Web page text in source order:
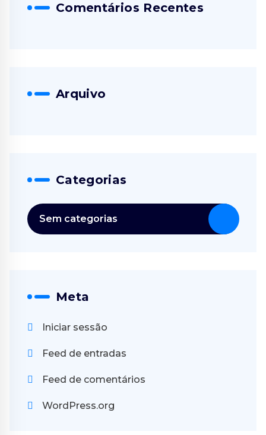
Comentários Recentes
Arquivo
Categorias
Sem categorias
Meta
Iniciar sessão
Feed de entradas
Feed de comentários
WordPress.org